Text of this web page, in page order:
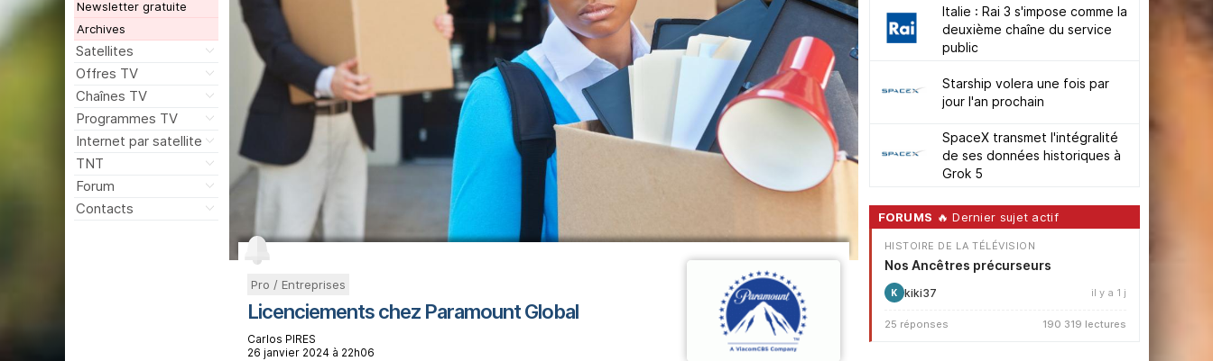
Newsletter gratuite
Archives
Satellites
Offres TV
Chaînes TV
Programmes TV
Internet par satellite
TNT
Forum
Contacts
Pro / Entreprises
Licenciements chez Paramount Global
Carlos PIRES
26 janvier 2024 à 22h06
Italie : Rai 3 s'impose comme la
deuxième chaîne du service
public
Starship volera une fois par
jour l'an prochain
SpaceX transmet l'intégralité
de ses données historiques à
Grok 5
FORUMS 🔥 Dernier sujet actif
HISTOIRE DE LA TÉLÉVISION
Nos Ancêtres précurseurs
K kiki37 il y a 1 j
25 réponses 190 319 lectures